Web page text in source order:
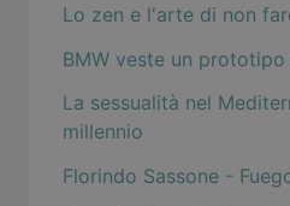
Lo zen e l'arte di non
BMW veste un
La sessualità nel
millennio
Florindo Sassone -